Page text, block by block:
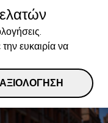
ευκαιρία να